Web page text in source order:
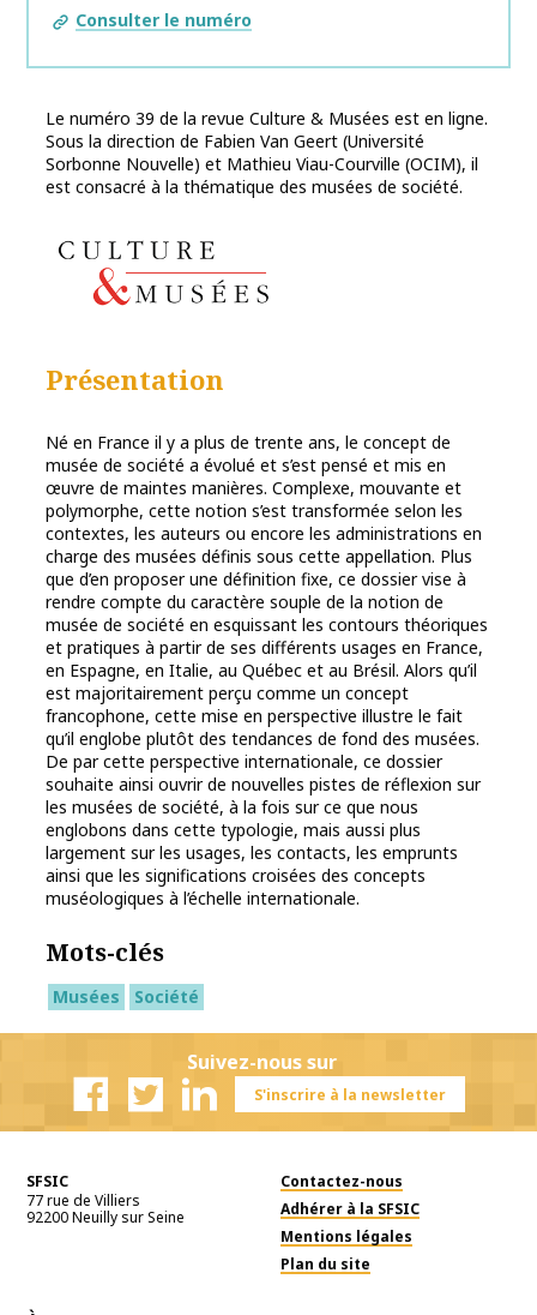
Consulter le numéro
Le numéro 39 de la revue Culture & Musées est en ligne.
Sous la direction de Fabien Van Geert (Université
Sorbonne Nouvelle) et Mathieu Viau-Courville (OCIM), il
est consacré à la thématique des musées de société.
Présentation
Né en France il y a plus de trente ans, le concept de
musée de société a évolué et s’est pensé et mis en
œuvre de maintes manières. Complexe, mouvante et
polymorphe, cette notion s’est transformée selon les
contextes, les auteurs ou encore les administrations en
charge des musées définis sous cette appellation. Plus
que d’en proposer une définition fixe, ce dossier vise à
rendre compte du caractère souple de la notion de
musée de société en esquissant les contours théoriques
et pratiques à partir de ses différents usages en France,
en Espagne, en Italie, au Québec et au Brésil. Alors qu’il
est majoritairement perçu comme un concept
francophone, cette mise en perspective illustre le fait
qu’il englobe plutôt des tendances de fond des musées.
De par cette perspective internationale, ce dossier
souhaite ainsi ouvrir de nouvelles pistes de réflexion sur
les musées de société, à la fois sur ce que nous
englobons dans cette typologie, mais aussi plus
largement sur les usages, les contacts, les emprunts
ainsi que les significations croisées des concepts
muséologiques à l’échelle internationale.
Mots-clés
Musées Société
Suivez-nous sur
S'inscrire à la newsletter
SFSIC
77 rue de Villiers
92200Neuilly sur Seine
Contactez-nous
Adhérer à la SFSIC
Mentions légales
Plan du site